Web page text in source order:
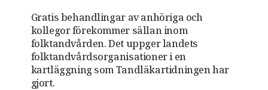
Gratis behandlingar av anhöriga och
kollegor förekommer sällan inom
folktandvården. Det uppger landets
folktandvårdsorganisationer i en
kartläggning som Tandläkartidningen har
gjort.